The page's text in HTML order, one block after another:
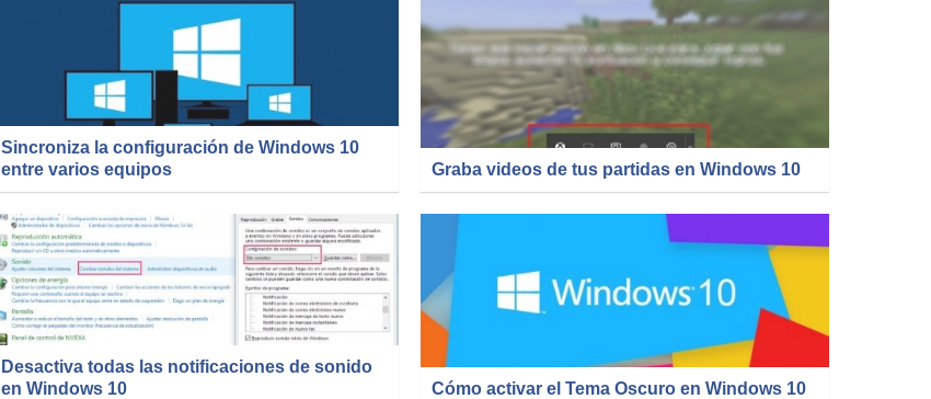
Sincroniza la configuración de Windows 10
entre varios equipos
Graba videos de tus partidas en Windows 10
Desactiva todas las notificaciones de sonido
en Windows 10
Cómo activar el Tema Oscuro en Windows 10